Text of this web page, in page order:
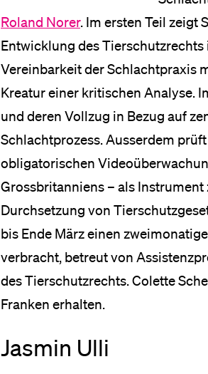
Roland Norer. Im ersten Teil zeigt
Entwicklung des
Vereinbarkeit der Schlachtpraxis
Kreatur einer kritischen Analyse.
und deren Vollzug in Bezug auf
Schlachtprozess. Ausserdem
obligatorischen
Grossbritanniens – als
Durchsetzung von
bis Ende März einen
verbracht, betreut von
des Tierschutzrechts. Colette
Franken erhalten.
Jasmin Ulli